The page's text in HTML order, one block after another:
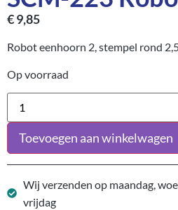
€9,85
Robot eenhoorn 2, stempel rond
Op voorraad
Toevoegen aan winkelwagen
Wij verzenden op maandag,
vrijdag